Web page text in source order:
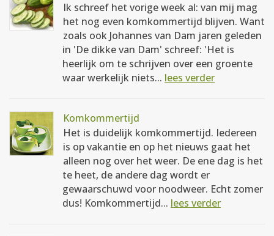
Ik schreef het vorige week al: van mij mag
het nog even komkommertijd blijven. Want
zoals ook Johannes van Dam jaren geleden
in 'De dikke van Dam' schreef: 'Het is
heerlijk om te schrijven over een groente
waar werkelijk niets... lees verder
Komkommertijd
Het is duidelijk komkommertijd. Iedereen
is op vakantie en op het nieuws gaat het
alleen nog over het weer. De ene dag is het
te heet, de andere dag wordt er
gewaarschuwd voor noodweer. Echt zomer
dus! Komkommertijd... lees verder